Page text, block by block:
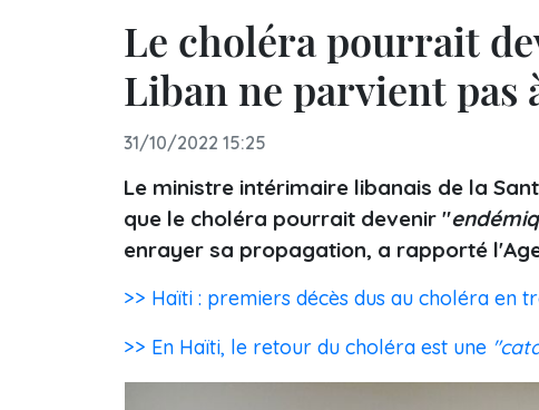
Le choléra pourrait
Liban ne parvient pas
31/10/2022 15:25
Le ministre intérimaire libanais de la
que le choléra pourrait devenir "
enrayer sa propagation, a rapporté
>> Haïti : premiers décès dus au choléra en
>> En Haïti, le retour du choléra est une